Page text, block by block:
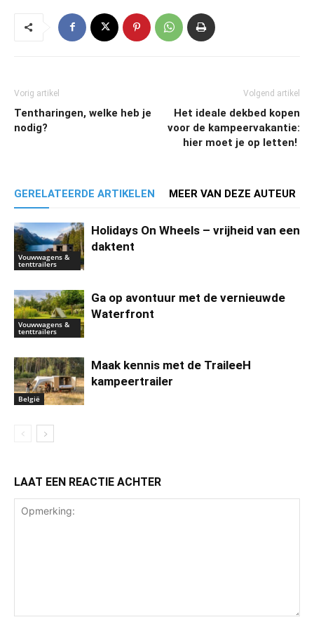
Vorig artikel
Tentharingen, welke heb je
nodig?
Volgend artikel
Het ideale dekbed kopen
voor de kampeervakantie:
hier moet je op letten!
GERELATEERDE ARTIKELEN MEER VAN DEZE AUTEUR
Vouwwagens &
tenttrailers
Holidays On Wheels – vrijheid van een
daktent
Vouwwagens &
tenttrailers
Ga op avontuur met de vernieuwde
Waterfront
België
Maak kennis met de TraileeH
kampeertrailer
LAAT EEN REACTIE ACHTER